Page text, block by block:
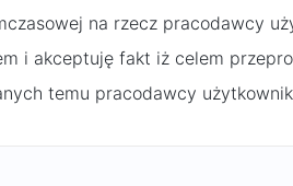
na rzecz pracodawcy
i akceptuję fakt iż celem
temu pracodawcy